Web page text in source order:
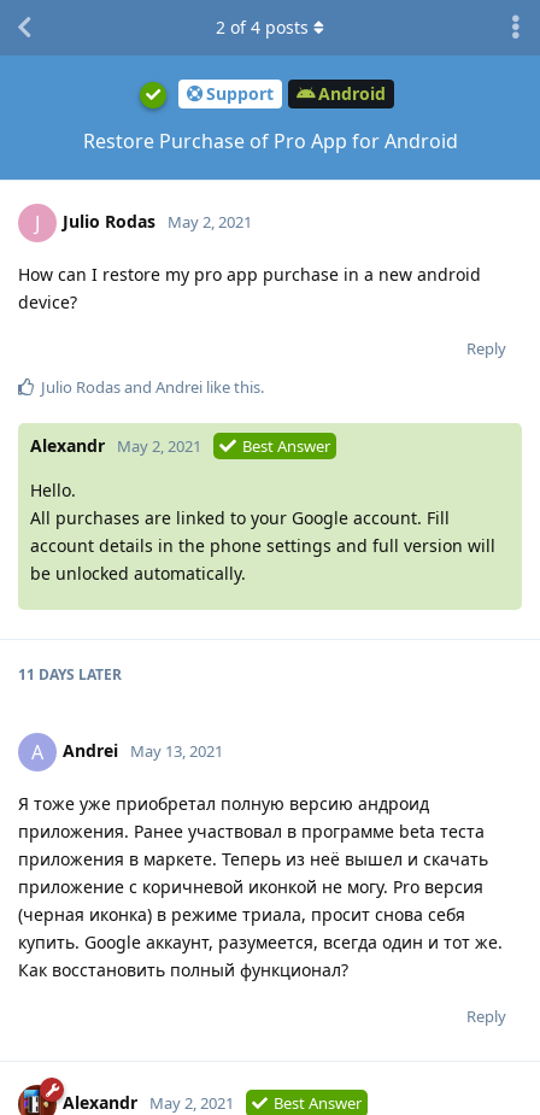
Support Android
Restore Purchase of Pro App for Android
2 of4 posts
J Julio Rodas May 2, 2021
How can I restore my pro app purchase in a new android
device?
Reply
Julio Rodasand Andrei like this.
Alexandr May 2, 2021 Best Answer
Hello.
All purchases are linked to your Google account. Fill
account details in the phone settings and full version will
be unlocked automatically.
11 DAYS LATER
A Andrei May 13, 2021
Я тоже уже приобретал полную версию андроид
приложения. Ранее участвовал в программе beta теста
приложения в маркете. Теперь из неё вышел и скачать
приложение с коричневой иконкой не могу. Pro версия
(черная иконка) в режиме триала, просит снова себя
купить. Google аккаунт, разумеется, всегда один и тот же.
Как восстановить полный функционал?
Reply
Alexandr May 2, 2021 Best Answer